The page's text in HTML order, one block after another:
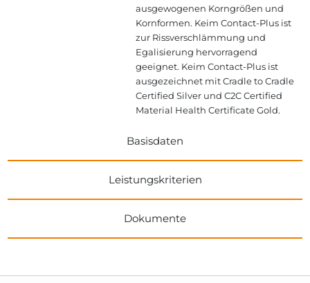
ausgewogenen Korngrößen und
Kornformen. Keim Contact-Plus ist
zur Rissverschlämmung und
Egalisierung hervorragend
geeignet. Keim Contact-Plus ist
ausgezeichnet mit Cradle to Cradle
Certified Silver und C2C Certified
Material Health Certificate Gold.
Basisdaten
Leistungskriterien
Dokumente